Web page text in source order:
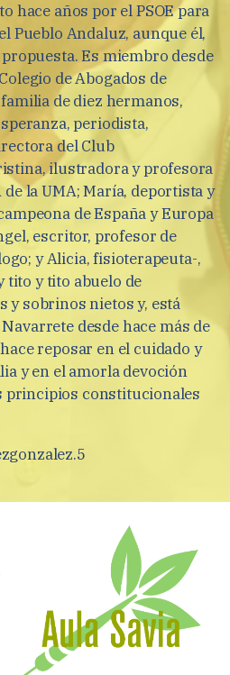
hace años por el PSOE para
Pueblo Andaluz, aunque él,
Es miembro desde
de Abogados de
de diez hermanos,
periodista,
del Club
ilustradora y profesora
de la UMA; María, deportista y
de España y Europa
escritor, profesor de
y Alicia, fisioterapeuta-,
tito y tito abuelo de
y sobrinos nietos y, está
desde hace más de
reposar en el cuidado y
y en el amorla devoción
principios constitucionales